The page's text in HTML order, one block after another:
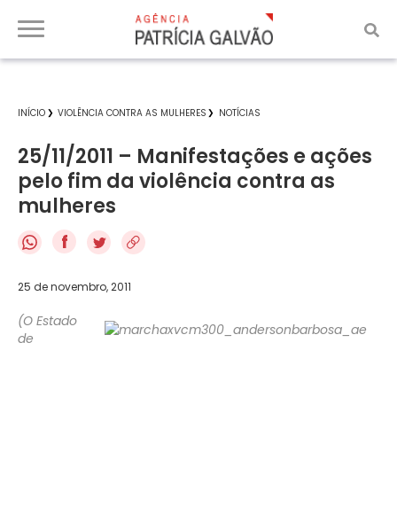
INÍCIO VIOLÊNCIA CONTRA AS MULHERES NOTÍCIAS
25/11/2011 – Manifestações e ações
pelo fim da violência contra as
mulheres
f
25 de novembro, 2011
(O Estado
de